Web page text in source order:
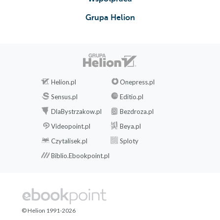
Dawno, niedawno temu
Jak oni to robią (perspektywa 3-D)
Sługa George
Nadawanie sensu światu
Nos Schwab
Politycy będący własnością Kultu
Polityczna dywersja
Iluzja wyboru
Oszustwo na sterydach
Czym jest człowiek?
Grupa Helion
Helion.pl
Onepress.pl
Sensus.pl
Editio.pl
DlaBystrzakow.pl
Bezdroza.pl
Videopoint.pl
Beya.pl
Czytalisek.pl
Sploty
Biblio.Ebookpoint.pl
© Helion 1991-2026